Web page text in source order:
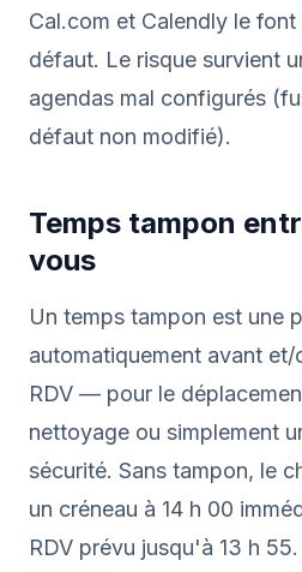
Cal.com et Calendly le
défaut. Le risque survient
agendas mal configurés
défaut non modifié).
Temps tampon
vous
Un temps tampon est une
automatiquement avant
RDV — pour le
nettoyage ou simplement
sécurité. Sans tampon, le
un créneau à 14 h 00
RDV prévu jusqu'à 13 h